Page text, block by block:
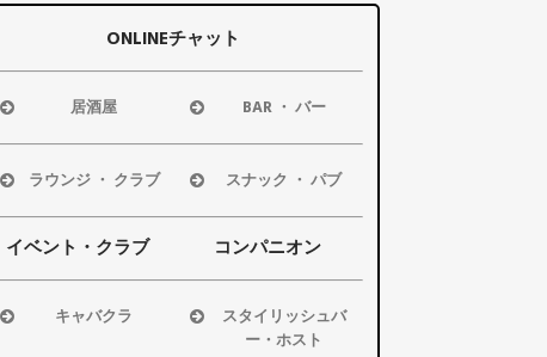
ONLINEチャット
居酒屋
浜松市
磐田市
掛川市
BAR ・ バー
浜松市
磐田市
掛川市
ラウンジ ・ クラブ
浜松市
磐田市
袋井市
掛川市
スナック ・ パブ
浜松市
磐田市
袋井市
掛川市
その他エリア
イベント・クラブ コンパニオン
キャバクラ
スタイリッシュバ
ー・ホスト